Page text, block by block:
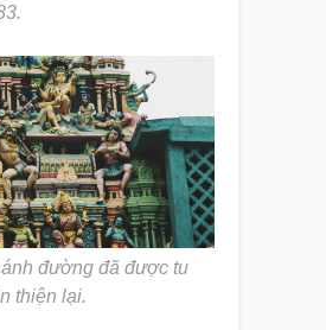
đường đã được tu
thiện lại.